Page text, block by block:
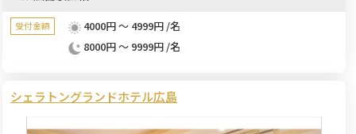
受付金額
4000円 ～ 4999円 /名
8000円 ～ 9999円 /名
シェラトングランドホテル広島